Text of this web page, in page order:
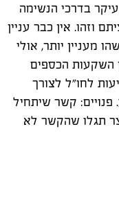
בדרכי הנשימה
וזהו. אין כבר עניין
מעניין יותר, אולי
השקעות הכספים
לחו"ל לצורך
קשר שיתחיל
תגלו שהקשר לא